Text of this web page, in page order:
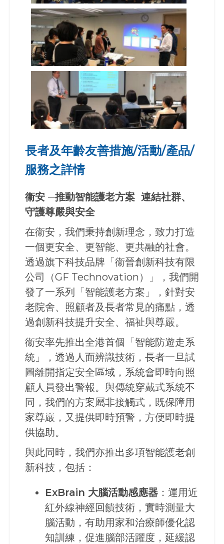
長者及年齡友善措施/活動/產品/
服務之詳情
衞安 ─推動智能護老方案 連結社群、
守護尊嚴與安全
在衞安，我們秉持創新理念，致力打造
一個更安全、更智能、更共融的社會。
透過旗下科技品牌「衞晉創新科技有限
公司（GF Technovation）」，我們開
發了一系列「智能護老方案」，針對安
老院舍、照顧者及長者常見的痛點，透
過創新科技提升安全、福祉與尊嚴。
衞安率先推出全港首個「智能防遊走系
統」，透過人面辨識技術，長者一旦試
圖離開指定安全區域，系統會即時向照
顧人員發出警報。與傳統穿戴式系統不
同，我們的方案屬非接觸式，既保障用
家尊嚴，又提供即時預警，方便即時提
供協助。
與此同時，我們亦推出多項智能護老創
新科技，包括：
ExBrain 大腦活動感應器 ：運用近
紅外線神經回饋技術，實時測量大
腦活動，有助用家和治療師優化認
知訓練，促進腦部活躍度，延緩認